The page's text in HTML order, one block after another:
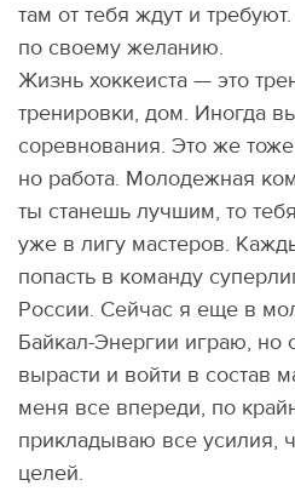
там от тебя ждут и
по своему желанию.
Жизнь хоккеиста — это
тренировки, дом. Иногда
соревнования. Это же
но работа. Молодежная
ты станешь лучшим, то
уже в лигу мастеров.
попасть в команду
России. Сейчас я еще в
Байкал-Энергии играю, но
вырасти и войти в состав
меня все впереди, по
прикладываю все усилия,
целей.